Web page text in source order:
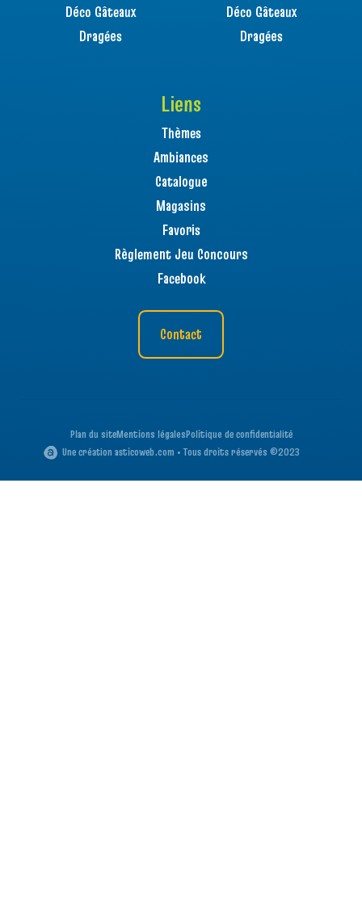
Déco Gâteaux
Dragées
Déco Gâteaux
Dragées
Liens
Thèmes
Ambiances
Catalogue
Magasins
Favoris
Règlement Jeu Concours
Facebook
Contact
Plan du siteMentions légalesPolitique de confidentialité
Une création asticoweb.com • Tous droits réservés ©2023